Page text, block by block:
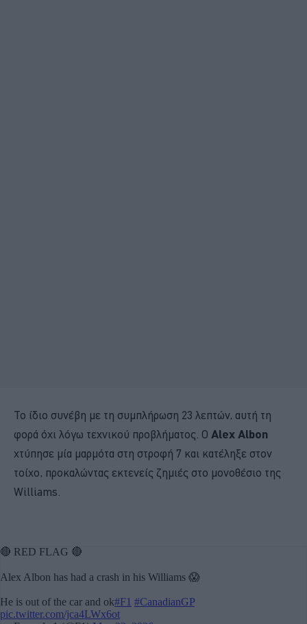
Το ίδιο συνέβη με τη συμπλήρωση 23 λεπτών, αυτή τη
φορά όχι λόγω τεχνικού προβλήματος. Ο Alex Albon
χτύπησε μία μαρμότα στη στροφή 7 και κατέληξε στον
τοίχο, προκαλώντας εκτενείς ζημιές στο μονοθέσιο της
Williams.